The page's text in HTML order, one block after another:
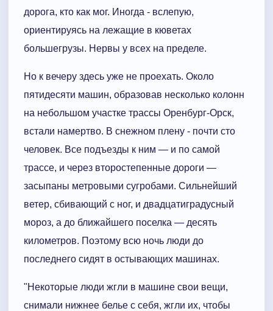
дорога, кто как мог. Иногда - вслепую,
ориентируясь на лежащие в кюветах
большегрузы. Нервы у всех на пределе.
Но к вечеру здесь уже не проехать. Около
пятидесяти машин, образовав несколько колонн
на небольшом участке трассы Оренбург-Орск,
встали намертво. В снежном плену - почти сто
человек. Все подъезды к ним — и по самой
трассе, и через второстепенные дороги —
засыпаны метровыми сугробами. Сильнейший
ветер, сбивающий с ног, и двадцатиградусный
мороз, а до ближайшего поселка — десять
километров. Поэтому всю ночь люди до
последнего сидят в остывающих машинах.
"Некоторые люди жгли в машине свои вещи,
снимали нижнее белье с себя, жгли их, чтобы